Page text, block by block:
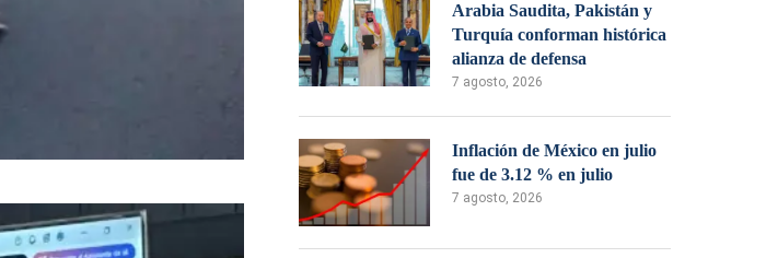
Arabia Saudita, Pakistán y
Turquía conforman histórica
alianza de defensa
7 agosto, 2026
Inflación de México en julio
fue de 3.12 % en julio
7 agosto, 2026